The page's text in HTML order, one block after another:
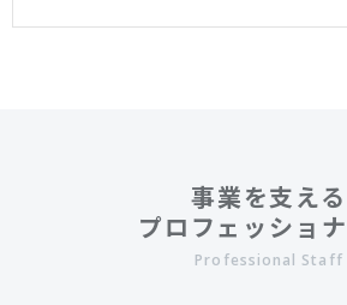
事業を支える
プロフェッショ
Professional Staff